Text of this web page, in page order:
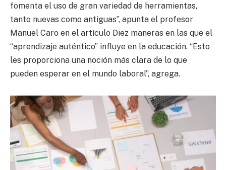
fomenta el uso de gran variedad de herramientas,
tanto nuevas como antiguas”, apunta el profesor
Manuel Caro en el artículo Diez maneras en las que el
“aprendizaje auténtico” influye en la educación. “Esto
les proporciona una noción más clara de lo que
pueden esperar en el mundo laboral”, agrega.